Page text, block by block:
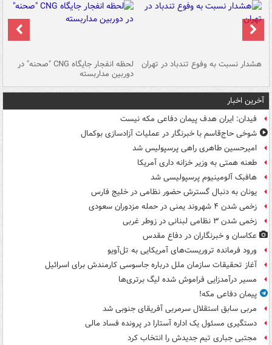
هشدار نسبت به وفوع تندباد در تهران لحظه انفجار جایگاه CNG "صحنه" در
دوربین مداربسته
آخرین اخبار
فیدان: ایران هدف پیمان دفاعی مکه نیست
شوخی حاج‌قاسم با خبرنگار در عملیات آزادسازی بوکمال
امیرحسین طاهری راهی پرسپولیس شد
طعنه همتی به وزیر خزانه داری آمریکا
هافبک آلومینیوم پرسپولیسی شد
یونان به دنبال گسترش حضور نظامی در خلیج فارس
زخمی شدن ۴ شهروند یمنی در حمله مزدوران سعودی
زخمی شدن ۳ نظامی لبنانی در زوطر غربی
عکاسان و خبرنگاران در دفاع مقدس
ورود فرمانده تروریست‌های آمریکایی به تل‌آویو
آغاز تحقیقات سازمان ملل درباره جاسوسی کارمندش برای اسرائیل
مسیر درآمدزایی فراموش شده لیگ برتری‌ها
پیمان دفاعی مکه!
مربی سابق استقلال سرمربی آفریقای جنوبی شد
دستگیری مسئول یک اداره آستارا در پرونده فساد مالی
مجتبی جباری تیم جدیدش را انتخاب کرد